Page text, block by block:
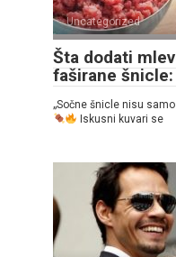
Uncategorized
Šta dodati
faširane
„Sočne šnicle nisu
Iskusni kuvari se